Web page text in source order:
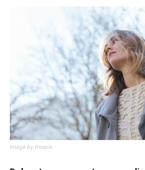
Image by freepik